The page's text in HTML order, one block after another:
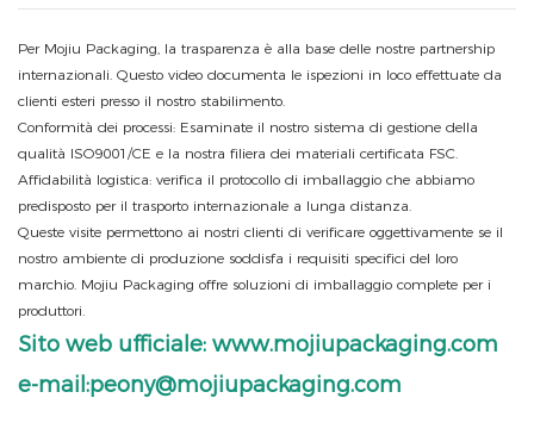
Per Mojiu Packaging, la trasparenza è alla base delle nostre partnership
internazionali. Questo video documenta le ispezioni in loco effettuate da
clienti esteri presso il nostro stabilimento.
Conformità dei processi: Esaminate il nostro sistema di gestione della
qualità ISO9001/CE e la nostra filiera dei materiali certificata FSC.
Affidabilità logistica: verifica il protocollo di imballaggio che abbiamo
predisposto per il trasporto internazionale a lunga distanza.
Queste visite permettono ai nostri clienti di verificare oggettivamente se il
nostro ambiente di produzione soddisfa i requisiti specifici del loro
marchio. Mojiu Packaging offre soluzioni di imballaggio complete per i
produttori.
Sito web ufficiale: www.mojiupackaging.com
e-mail:peony@mojiupackaging.com